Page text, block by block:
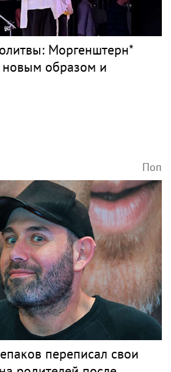
Моргенштерн*
новым образом и
Поп
переписал свои